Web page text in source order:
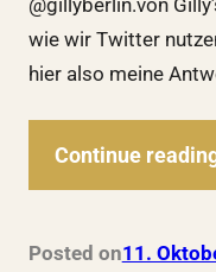
wie wir Twitter
hier also meine
Continue
Posted on11.